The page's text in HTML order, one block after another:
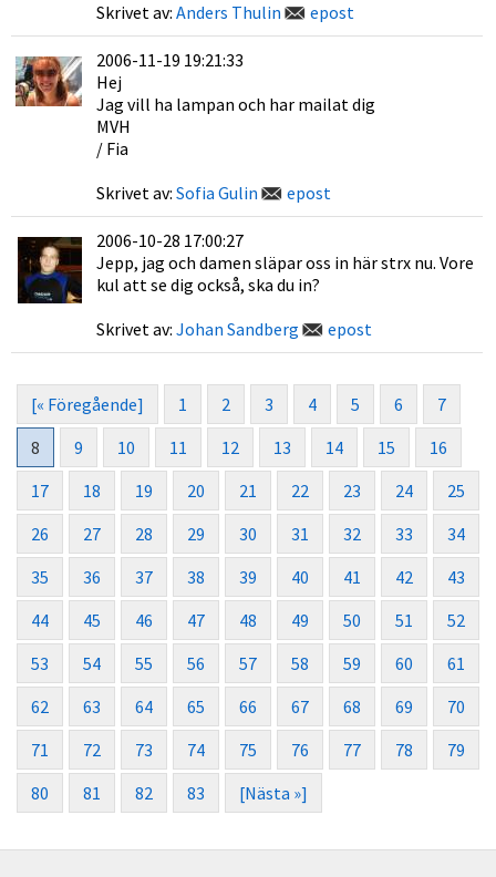
Skrivet av: Anders Thulin epost
2006-11-19 19:21:33
Hej
Jag vill ha lampan och har mailat dig
MVH
/ Fia
Skrivet av: Sofia Gulin epost
2006-10-28 17:00:27
Jepp, jag och damen släpar oss in här strx nu. Vore
kul att se dig också, ska du in?
Skrivet av: Johan Sandberg epost
[« Föregående] 1 2 3 4 5 6
7
8
9 10 11 12 13 14 15
16
17
18 19 20 21 22 23 24
25
26
27 28 29 30 31 32 33
34
35
36 37 38 39 40 41 42
43
44
45 46 47 48 49 50 51
52
53
54 55 56 57 58 59 60
61
62
63 64 65 66 67 68 69
70
71
72 73 74 75 76 77 78
79
80
81 82 83 [Nästa »]